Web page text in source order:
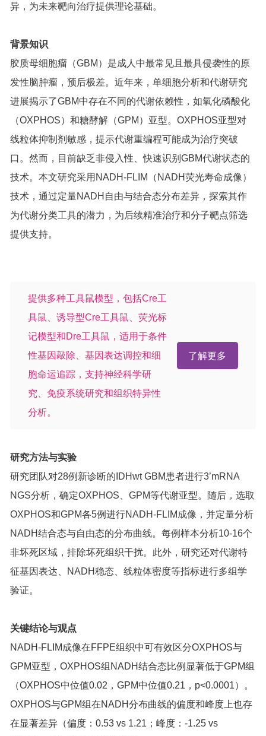
异，为未来靶向治疗提供理论基础。
背景知识
胶质母细胞瘤（GBM）是成人中最常见且最具侵袭性的原
发性脑肿瘤，预后极差。近年来，单细胞分析和代谢研究
进展揭示了GBM中存在不同的代谢依赖性，如氧化磷酸化
（OXPHOS）和糖酵解（GPM）亚型。OXPHOS亚型对
线粒体抑制剂敏感，提示代谢重编程可能成为治疗突破
口。然而，目前缺乏非侵入性、快速识别GBM代谢状态的
技术。本文研究采用NADH-FLIM（NADH荧光寿命成像）
技术，通过定量NADH自由与结合态分布差异，探索其作
为代谢分类工具的潜力，为后续精准治疗和分子靶点筛选
提供支持。
提供多种工具鼠模型，包括Cre工
具鼠、诱导型Cre工具鼠、荧光标
记模型和Dre工具鼠，适用于条件
性基因敲除、基因表达调控和细
胞命运追踪，支持神经科学研
究、免疫系统研究和组织特异性
分析。
了解更多
研究方法与实验
研究团队对28例新诊断的IDHwt GBM患者进行3’mRNA
NGS分析，确定OXPHOS、GPM等代谢亚型。随后，选取
OXPHOS和GPM各5例进行NADH-FLIM成像，并定量分析
NADH结合态与自由态的分布曲线。每例样本分析10-16个
非坏死区域，排除坏死组织干扰。此外，研究还对代谢特
征基因表达、NADH稳态、线粒体密度等指标进行多组学
验证。
关键结论与观点
NADH-FLIM成像在FFPE组织中可有效区分OXPHOS与
GPM亚型，OXPHOS组NADH结合态比例显著低于GPM组
（OXPHOS中位值0.02，GPM中位值0.21，p<0.0001）。
OXPHOS与GPM组在NADH分布曲线的偏度和峰度上也存
在显著差异（偏度：0.53 vs 1.21；峰度：-1.25 vs